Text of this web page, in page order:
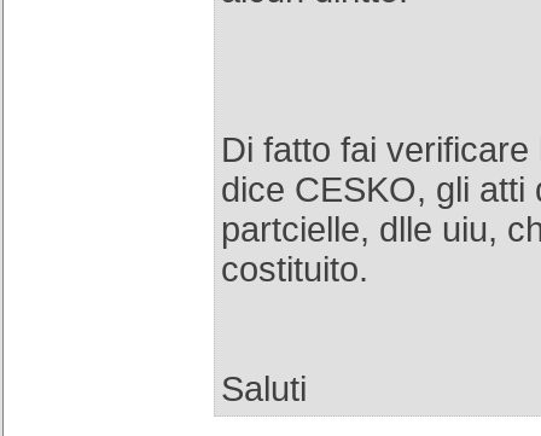
Di fatto fai
dice CESKO, gli atti
partcielle, dlle uiu,
costituito.
Saluti